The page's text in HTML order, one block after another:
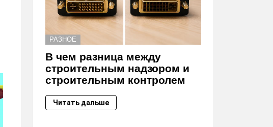
РАЗНОЕ
В чем разница между
строительным надзором и
строительным контролем
Читать дальше